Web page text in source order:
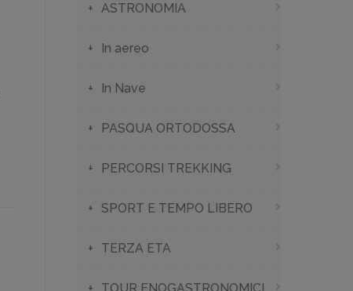
ASTRONOMIA
In aereo
In Nave
PASQUA ORTODOSSA
PERCORSI TREKKING
SPORT E TEMPO LIBERO
TERZA ETA